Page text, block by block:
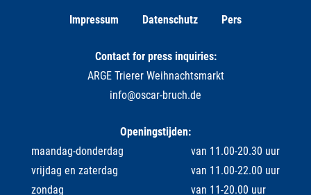
Impressum Datenschutz Pers
Contact for press inquiries:
ARGE Trierer Weihnachtsmarkt
info@oscar-bruch.de
Openingstijden:
maandag-donderdag
vrijdag en zaterdag
zondag
van 11.00-20.30 uur
van 11.00-22.00 uur
van 11-20.00 uur